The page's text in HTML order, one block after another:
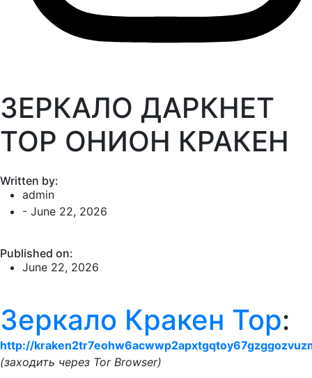
ЗЕРКАЛО ДАРКНЕТ
ТОР ОНИОН КРАКЕН
Written by:
admin
- June 22, 2026
Published on:
June 22, 2026
Зеркало Кракен Тор:
http://
(заходить через Tor Browser)